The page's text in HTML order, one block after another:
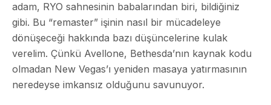
adam, RYO sahnesinin babalarından biri, bildiğiniz
gibi. Bu “remaster” işinin nasıl bir mücadeleye
dönüşeceği hakkında bazı düşüncelerine kulak
verelim. Çünkü Avellone, Bethesda’nın kaynak kodu
olmadan New Vegas’ı yeniden masaya yatırmasının
neredeyse imkansız olduğunu savunuyor.